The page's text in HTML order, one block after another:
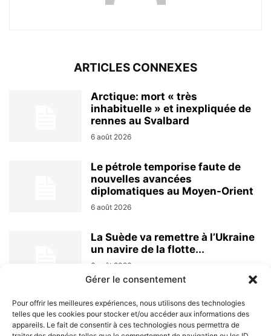
Gérer le consentement
Pour offrir les meilleures expériences, nous utilisons des technologies
telles que les cookies pour stocker et/ou accéder aux informations des
appareils. Le fait de consentir à ces technologies nous permettra de
ARTICLES CONNEXES
Arctique: mort « très
inhabituelle » et inexpliquée de
rennes au Svalbard
6 août 2026
Le pétrole temporise faute de
nouvelles avancées
diplomatiques au Moyen-Orient
6 août 2026
La Suède va remettre à l’Ukraine
un navire de la flotte...
6 août 2026